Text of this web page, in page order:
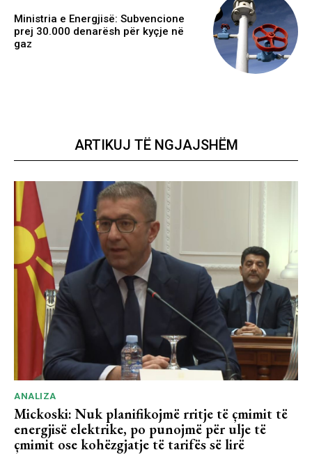
Ministria e Energjisë: Subvencione
prej 30.000 denarësh për kyçje në
gaz
ARTIKUJ TË NGJAJSHËM
ANALIZA
Mickoski: Nuk planifikojmë rritje të çmimit të
energjisë elektrike, po punojmë për ulje të
çmimit ose kohëzgjatje të tarifës së lirë